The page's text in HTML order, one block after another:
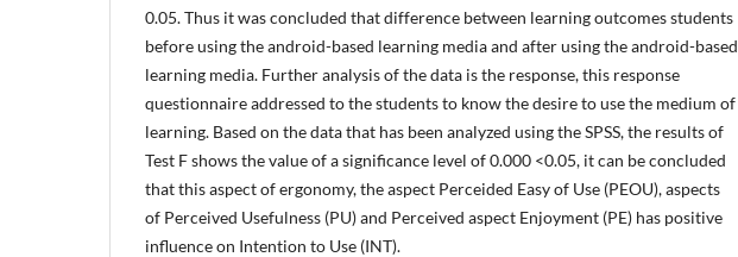
0.05. Thus it was concluded that difference between learning outcomes students
before using the android-based learning media and after using the android-based
learning media. Further analysis of the data is the response, this response
questionnaire addressed to the students to know the desire to use the medium of
learning. Based on the data that has been analyzed using the SPSS, the results of
Test F shows the value of a significance level of 0.000 <0.05, it can be concluded
that this aspect of ergonomy, the aspect Perceided Easy of Use (PEOU), aspects
of Perceived Usefulness (PU) and Perceived aspect Enjoyment (PE) has positive
influence on Intention to Use (INT).